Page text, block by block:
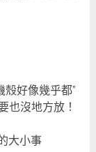
好像幾乎都”
也沒地方放！
大小事